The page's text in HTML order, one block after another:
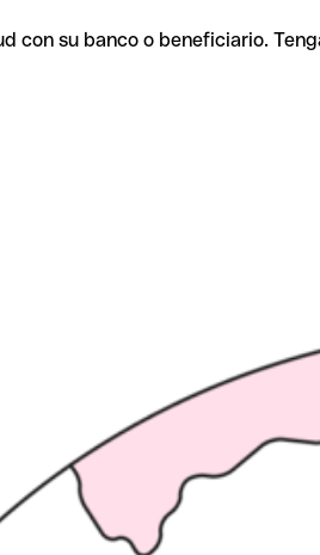
su banco o beneficiario.